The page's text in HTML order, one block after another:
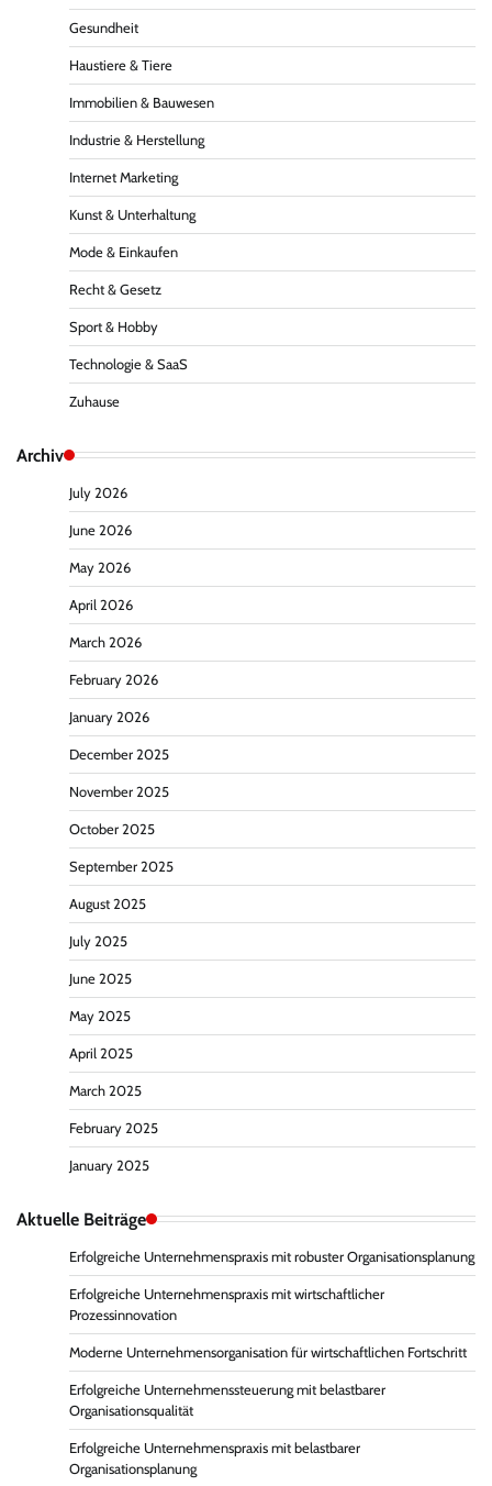
Gesundheit
Haustiere & Tiere
Immobilien & Bauwesen
Industrie & Herstellung
Internet Marketing
Kunst & Unterhaltung
Mode & Einkaufen
Recht & Gesetz
Sport & Hobby
Technologie & SaaS
Zuhause
Archiv
July 2026
June 2026
May 2026
April 2026
March 2026
February 2026
January 2026
December 2025
November 2025
October 2025
September 2025
August 2025
July 2025
June 2025
May 2025
April 2025
March 2025
February 2025
January 2025
Aktuelle Beiträge
Erfolgreiche Unternehmenspraxis mit robuster Organisationsplanung
Erfolgreiche Unternehmenspraxis mit wirtschaftlicher
Prozessinnovation
Moderne Unternehmensorganisation für wirtschaftlichen Fortschritt
Erfolgreiche Unternehmenssteuerung mit belastbarer
Organisationsqualität
Erfolgreiche Unternehmenspraxis mit belastbarer
Organisationsplanung